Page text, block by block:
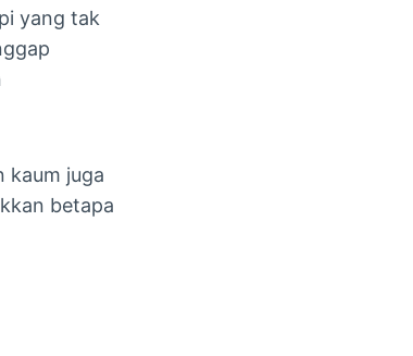
yang tak
kaum juga
betapa